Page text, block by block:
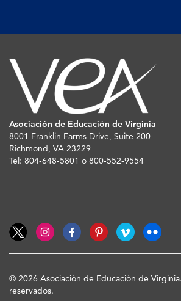
Asociación de Educación de Virginia
8001 Franklin Farms Drive, Suite 200
Richmond, VA 23229
Tel: 804-648-5801 o 800-552-9554
© 2026 Asociación de Educación de
reservados.